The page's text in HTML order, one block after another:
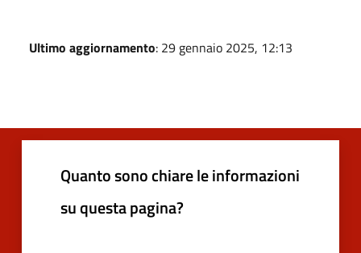
Ultimo aggiornamento: 29 gennaio 2025, 12:13
Quanto sono chiare le informazioni
su questa pagina?